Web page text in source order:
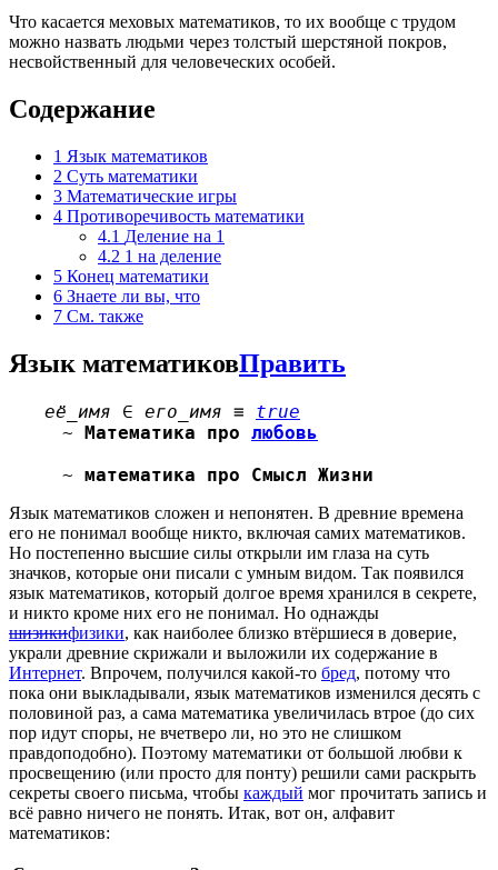
Что касается меховых математиков, то их вообще с трудом
можно назвать людьми через толстый шерстяной покров,
несвойственный для человеческих особей.
Содержание
1 Язык математиков
2 Суть математики
3 Математические игры
4 Противоречивость математики
4.1 Деление на 1
4.2 1 на деление
5 Конец математики
6 Знаете ли вы, что
7 См. также
Язык математиковПравить
её_имя ∈ его_имя ≡ true
~ Математика про любовь
~ математика про Смысл Жизни
Язык математиков сложен и непонятен. В древние времена
его не понимал вообще никто, включая самих математиков.
Но постепенно высшие силы открыли им глаза на суть
значков, которые они писали с умным видом. Так появился
язык математиков, который долгое время хранился в секрете,
и никто кроме них его не понимал. Но однажды
шизикифизики, как наиболее близко втёршиеся в доверие,
украли древние скрижали и выложили их содержание в
Интернет. Впрочем, получился какой-то бред, потому что
пока они выкладывали, язык математиков изменился десять с
половиной раз, а сама математика увеличилась втрое (до сих
пор идут споры, не вчетверо ли, но это не слишком
правдоподобно). Поэтому математики от большой любви к
просвещению (или просто для понту) решили сами раскрыть
секреты своего письма, чтобы каждый мог прочитать запись и
всё равно ничего не понять. Итак, вот он, алфавит
математиков: